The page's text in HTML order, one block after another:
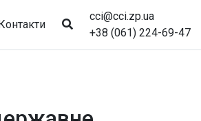
cci@cci.zp.ua
+38 (061) 224-69-47